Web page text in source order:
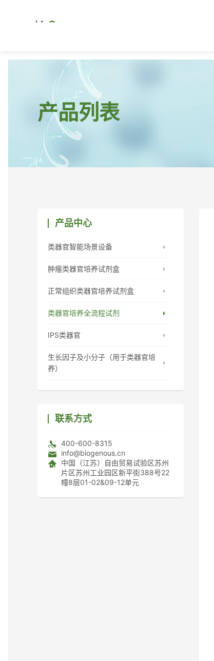
产品列表
产品中心
类器官智能场景设备
肿瘤类器官培养试剂盒
正常组织类器官培养试剂盒
类器官培养全流程试剂
IPS类器官
生长因子及小分子（用于类器官培
养）
联系方式
400-600-8315
info@biogenous.cn
中国（江苏）自由贸易试验区苏州
片区苏州工业园区新平街388号22
幢8层01-02&09-12单元